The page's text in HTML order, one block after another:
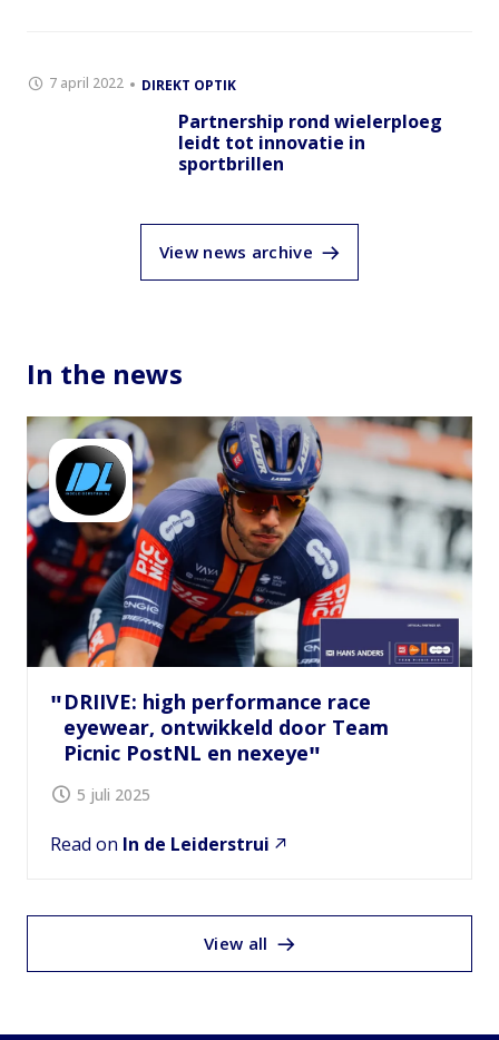
7 april 2022 DIREKT OPTIK
Partnership rond wielerploeg
leidt tot innovatie in
sportbrillen
View news archive
In the news
DRIIVE: high performance race
eyewear, ontwikkeld door Team
Picnic PostNL en nexeye
5 juli 2025
Read on In de Leiderstrui
View all